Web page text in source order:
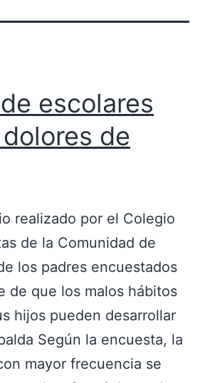
escolares
de
realizado por el Colegio
de la Comunidad de
los padres encuestados
de que los malos hábitos
hijos pueden desarrollar
Según la encuesta, la
mayor frecuencia se